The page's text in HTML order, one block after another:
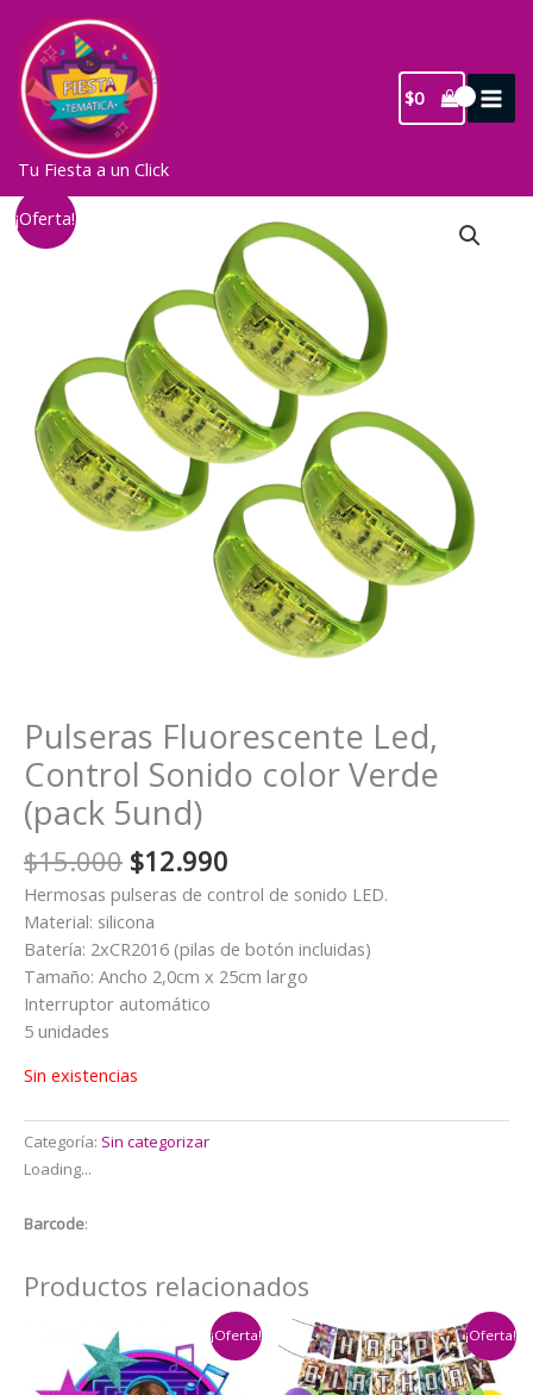
contenido
Tu Fiesta a un Click
$0
¡Oferta!
Pulseras Fluorescente Led,
Control Sonido color Verde
(pack 5und)
$15.000 El
precio
original
era:
$15.000.
$12.990
precio
es:
$12.990.
Hermosas pulseras de control de sonido LED.
Material: silicona
Batería: 2xCR2016 (pilas de botón incluidas)
Tamaño: Ancho 2,0cm x 25cm largo
Interruptor automático
5 unidades
Sin existencias
Categoría: Sin categorizar
Loading...
Barcode:
Productos relacionados
¡Oferta! ¡Oferta!